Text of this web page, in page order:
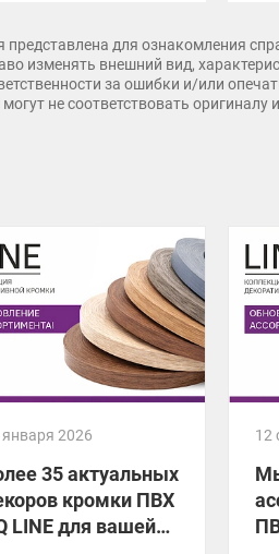
для ознакомления
изменять внешний вид,
за ошибки и/или
не соответствовать
января 2026
35 актуальных
кромки ПВХ
LINE для вашей
12